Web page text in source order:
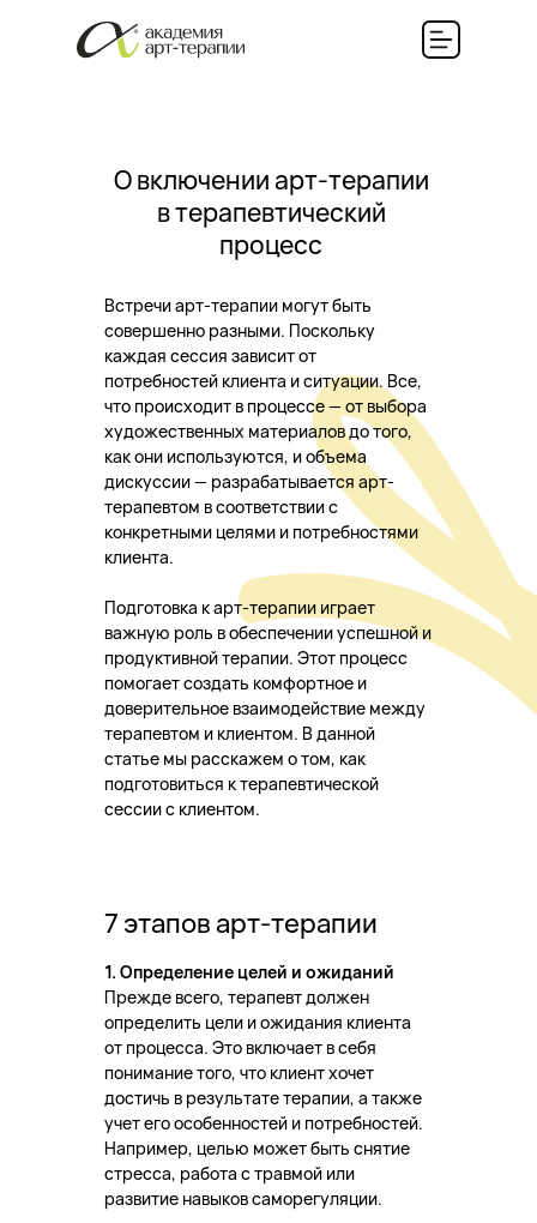
О включении арт-терапии
в терапевтический
процесс
Встречи арт-терапии могут быть
совершенно разными. Поскольку
каждая сессия зависит от
потребностей клиента и ситуации. Все,
что происходит в процессе — от выбора
художественных материалов до того,
как они используются, и объема
дискуссии — разрабатывается арт-
терапевтом в соответствии с
конкретными целями и потребностями
клиента.
Подготовка к арт-терапии играет
важную роль в обеспечении успешной и
продуктивной терапии. Этот процесс
помогает создать комфортное и
доверительное взаимодействие между
терапевтом и клиентом. В данной
статье мы расскажем о том, как
подготовиться к терапевтической
сессии с клиентом.
7 этапов арт-терапии
1. Определение целей и ожиданий
Прежде всего, терапевт должен
определить цели и ожидания клиента
от процесса. Это включает в себя
понимание того, что клиент хочет
достичь в результате терапии, а также
учет его особенностей и потребностей.
Например, целью может быть снятие
стресса, работа с травмой или
развитие навыков саморегуляции.